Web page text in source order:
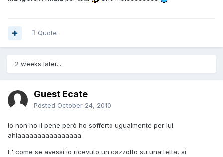
Quote
2 weeks later...
Guest Ecate
Posted October 24, 2010
Io non ho il pene però ho sofferto ugualmente per lui.
ahiaaaaaaaaaaaaaaaa.
E' come se avessi io ricevuto un cazzotto su una tetta, si